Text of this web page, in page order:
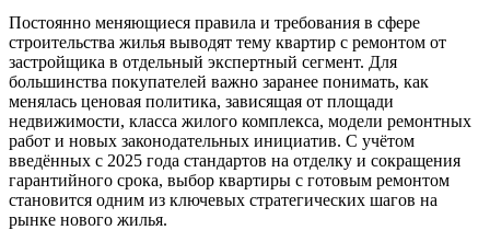
Постоянно меняющиеся правила и требования в сфере
строительства жилья выводят тему квартир с ремонтом от
застройщика в отдельный экспертный сегмент. Для
большинства покупателей важно заранее понимать, как
менялась ценовая политика, зависящая от площади
недвижимости, класса жилого комплекса, модели ремонтных
работ и новых законодательных инициатив. С учётом
введённых с 2025 года стандартов на отделку и сокращения
гарантийного срока, выбор квартиры с готовым ремонтом
становится одним из ключевых стратегических шагов на
рынке нового жилья.